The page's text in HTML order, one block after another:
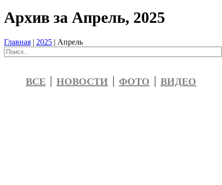
Архив за Апрель, 2025
Главная | 2025 | Апрель
ВСЕ НОВОСТИ ФОТО ВИДЕО